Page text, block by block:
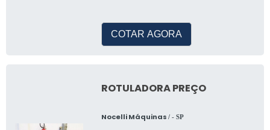
COTAR AGORA
ROTULADORA PREÇO
Nocelli Máquinas / - SP